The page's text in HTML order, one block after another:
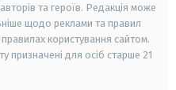
та героїв. Редакція може
щодо реклами та правил
користування сайтом.
призначені для осіб старше 21